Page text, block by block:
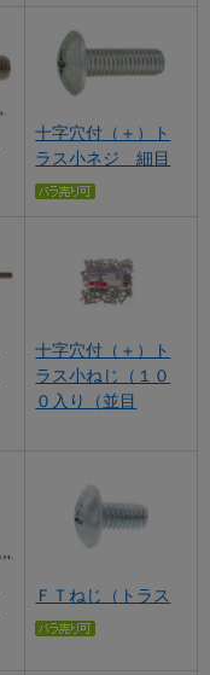
十字穴付（＋）ト
ラス小ネジ 細目
十字穴付（＋）ト
ラス小ねじ（１０
０入り（並目
ＦＴねじ（トラス